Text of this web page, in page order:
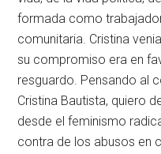
formada como
comunitaria. Cristina
su compromiso era en
resguardo. Pensando al
Cristina Bautista, quiero
desde el feminismo
contra de los abusos en